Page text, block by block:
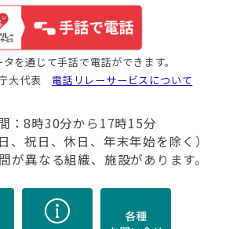
を通じて手話で電話ができます。
大代表 電話リレーサービスについて
：8時30分から17時15分
、祝日、休日、年末年始を除く）
が異なる組織、施設があります。